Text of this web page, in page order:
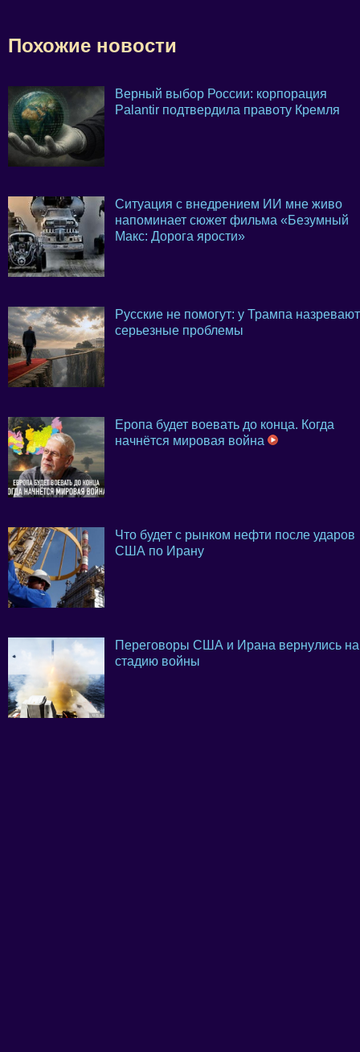
Похожие новости
Верный выбор России: корпорация
Palantir подтвердила правоту Кремля
Ситуация с внедрением ИИ мне живо
напоминает сюжет фильма «Безумный
Макс: Дорога ярости»
Русские не помогут: у Трампа назревают
серьезные проблемы
Еропа будет воевать до конца. Когда
начнётся мировая война
Что будет с рынком нефти после ударов
США по Ирану
Переговоры США и Ирана вернулись на
стадию войны